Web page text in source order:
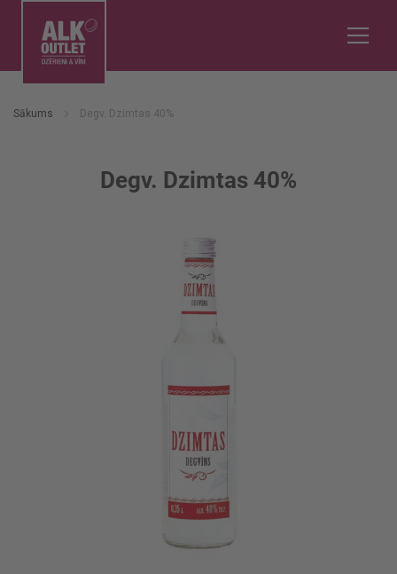
Sākums Degv. Dzimtas 40%
Degv. Dzimtas 40%